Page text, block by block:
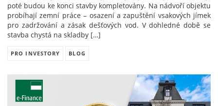
poté budou ke konci stavby kompletovány. Na nádvoří objektu
probíhají zemní práce – osazení a zapuštění vsakových jímek
pro zadržování a zásak dešťových vod. V dohledné době se
stavba chystá na skladby […]
PRO INVESTORY BLOG